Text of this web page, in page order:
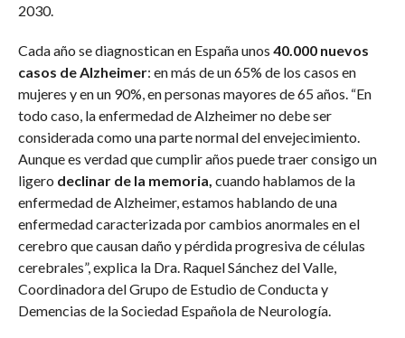
2030.
Cada año se diagnostican en España unos 40.000 nuevos
casos de Alzheimer: en más de un 65% de los casos en
mujeres y en un 90%, en personas mayores de 65 años. “En
todo caso, la enfermedad de Alzheimer no debe ser
considerada como una parte normal del envejecimiento.
Aunque es verdad que cumplir años puede traer consigo un
ligero declinar de la memoria, cuando hablamos de la
enfermedad de Alzheimer, estamos hablando de una
enfermedad caracterizada por cambios anormales en el
cerebro que causan daño y pérdida progresiva de células
cerebrales”, explica la Dra. Raquel Sánchez del Valle,
Coordinadora del Grupo de Estudio de Conducta y
Demencias de la Sociedad Española de Neurología.